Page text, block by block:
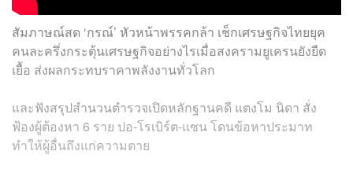
สัมภาษณ์สด ‘กรณ์’ หัวหน้าพรรคกล้า เช็กเศรษฐกิจไทยยุค
คนละครึ่งกระตุ้นเศรษฐกิจอย่างไรเมื่อสงครามยูเครนยังยืด
เยื้อ ส่งผลกระทบราคาพลังงานทั่วโลก
และฟังสรุปสำนวนตำรวจเปิดหลักฐานคดี แตงโม นิดา สั่ง
ฟ้องผู้ต้องหา 6 ราย ปอ-โรเบิร์ต-แซน โดนข้อหาประมาท
ทำให้ผู้อื่นถึงแก่ความตาย